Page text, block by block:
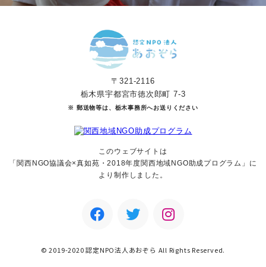
〒321-2116
栃木県宇都宮市徳次郎町 7-3
※ 郵送物等は、栃木事務所へお送りください
このウェブサイトは
「関西NGO協議会×真如苑・2018年度関西地域NGO助成プログラム」に
より制作しました。
© 2019-2020 認定NPO法人あおぞら All Rights Reserved.